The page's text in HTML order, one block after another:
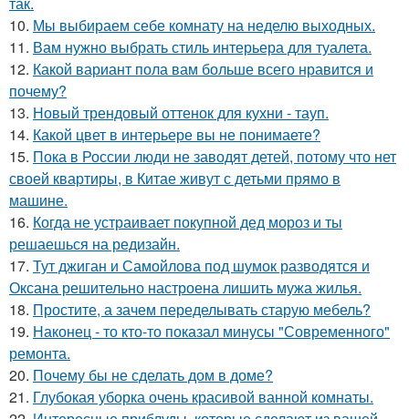
10. Мы выбираем себе комнату на неделю выходных.
11. Вам нужно выбрать стиль интерьера для туалета.
12. Какой вариант пола вам больше всего нравится и
почему?
13. Новый трендовый оттенок для кухни - тауп.
14. Какой цвет в интерьере вы не понимаете?
15. Пока в России люди не заводят детей, потому что нет
своей квартиры, в Китае живут с детьми прямо в
машине.
16. Когда не устраивает покупной дед мороз и ты
решаешься на редизайн.
17. Тут джиган и Самойлова под шумок разводятся и
Оксана решительно настроена лишить мужа жилья.
18. Простите, а зачем переделывать старую мебель?
19. Наконец - то кто-то показал минусы "Современного"
ремонта.
20. Почему бы не сделать дом в доме?
21. Глубокая уборка очень красивой ванной комнаты.